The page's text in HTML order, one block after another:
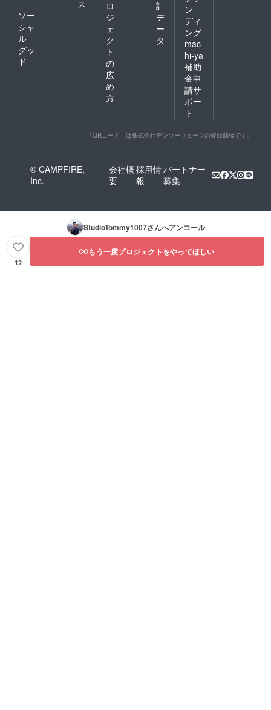
ス
ソー
シャ
ル
グッ
ド
ロ
ジ
ェ
ク
ト
の
広
め
方
計
デ
ー
タ
ン
ディ
ング
mac
hi-ya
補助
金申
請サ
ポー
ト
「QRコード」は株式会社デンソーウェーブの登録商標です。
© CAMPFIRE,
Inc.
会社概
要
採用情
報
パートナー
募集
StudioTommy1007さんへアンコール
12
もう一度プロジェクトをやってほしい